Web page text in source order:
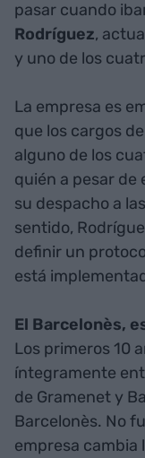
pasar cuando
Rodríguez,
y uno de los
La empresa es
que los cargos
alguno de los
quién a pesar
su despacho a
sentido,
definir un
está
El Barcelonès,
Los primeros 10
íntegramente
de Gramenet y
Barcelonès. No
empresa cambia